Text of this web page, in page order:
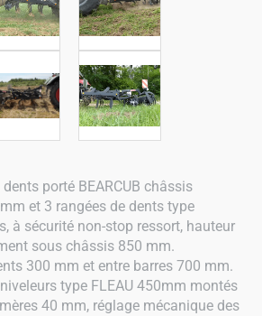
porté BEARCUB châssis
et 3 rangées de dents type
à sécurité non-stop ressort, hauteur
sous châssis 850 mm.
300 mm et entre barres 700 mm.
type FLEAU 450mm montés
40 mm, réglage mécanique des